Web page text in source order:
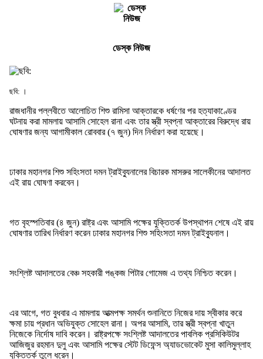
ডেস্ক নিউজ
ছবি: ।
রাজধানীর পল্লবীতে আলোচিত শিশু রামিসা আক্তারকে ধর্ষণের পর হত্যাকাণ্ডের
ঘটনায় করা মামলায় আসামি সোহেল রানা এবং তার স্ত্রী স্বপ্না আক্তারের বিরুদ্ধে রায়
ঘোষণার জন্য আগামীকাল রোববার (৭ জুন) দিন নির্ধারণ করা হয়েছে।
ঢাকার মহানগর শিশু সহিংসতা দমন ট্রাইব্যুনালের বিচারক মাসরুর সালেকীনের আদালত
এই রায় ঘোষণা করবেন।
গত বৃহস্পতিবার (৪ জুন) রাষ্ট্র এবং আসামি পক্ষের যুক্তিতর্ক উপস্থাপন শেষে এই রায়
ঘোষণার তারিখ নির্ধারণ করেন ঢাকার মহানগর শিশু সহিংসতা দমন ট্রাইব্যুনাল।
সংশ্লিষ্ট আদালতের বেঞ্চ সহকারী পঙ্কজ পিটার গোমেজ এ তথ্য নিশ্চিত করেন।
এর আগে, গত বুধবার এ মামলায় আত্মপক্ষ সমর্থন শুনানিতে নিজের দায় স্বীকার করে
ক্ষমা চায় প্রধান অভিযুক্ত সোহেল রানা। অপর আসামি, তার স্ত্রী স্বপ্না খাতুন
নিজেকে নির্দোষ দাবি করেন। রাষ্ট্রপক্ষে সংশ্লিষ্ট আদালতের পাবলিক প্রসিকিউটর
আজিজুর রহমান দুলু এবং আসামি পক্ষের স্টেট ডিফেন্স অ্যাডভোকেট মুসা কালিমুল্লাহ
যুক্তিতর্ক তুলে ধরেন।